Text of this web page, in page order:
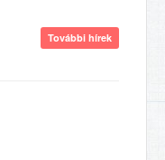
További hírek